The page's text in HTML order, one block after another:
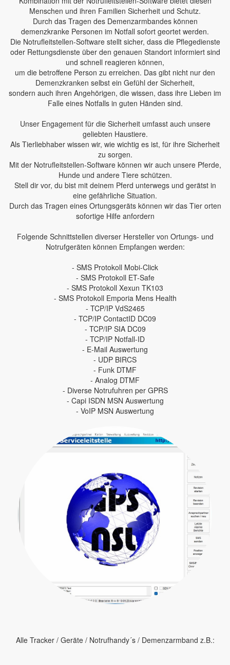
Menschen und ihren Familien Sicherheit und Schutz.
Durch das Tragen des Demenzarmbandes können
demenzkranke Personen im Notfall sofort geortet werden.
Die Notrufleitstellen-Software stellt sicher, dass die Pflegedienste
oder Rettungsdienste über den genauen Standort informiert sind
und schnell reagieren können,
um die betroffene Person zu erreichen. Das gibt nicht nur den
Demenzkranken selbst ein Gefühl der Sicherheit,
sondern auch ihren Angehörigen, die wissen, dass ihre Lieben im
Falle eines Notfalls in guten Händen sind.
Unser Engagement für die Sicherheit umfasst auch unsere
geliebten Haustiere.
Als Tierliebhaber wissen wir, wie wichtig es ist, für ihre Sicherheit
zu sorgen.
Mit der Notrufleitstellen-Software können wir auch unsere Pferde,
Hunde und andere Tiere schützen.
Stell dir vor, du bist mit deinem Pferd unterwegs und gerätst in
eine gefährliche Situation.
Durch das Tragen eines Ortungsgeräts können wir das Tier orten
sofortige Hilfe anfordern
Folgende Schnittstellen diverser Hersteller von Ortungs- und
Notrufgeräten können Empfangen werden:
- SMS Protokoll Mobi-Click
- SMS Protokoll ET-Safe
- SMS Protokoll Xexun TK103
- SMS Protokoll Emporia Mens Health
- TCP/IP VdS2465
- TCP/IP ContactID DC09
- TCP/IP SIA DC09
- TCP/IP Notfall-ID
- E-Mail Auswertung
- UDP BIRCS
- Funk DTMF
- Analog DTMF
- Diverse Notrufuhren per GPRS
- Capi ISDN MSN Auswertung
- VoIP MSN Auswertung
Alle Tracker / Geräte / Notrufhandy´s / Demenzarmband z.B.: